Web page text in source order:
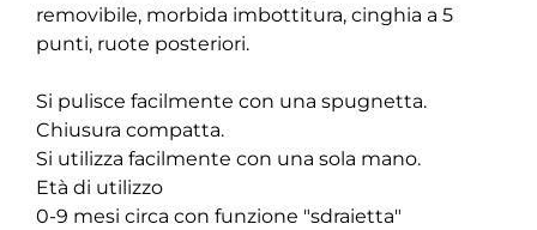
removibile, morbida imbottitura, cinghia a 5
punti, ruote posteriori.
Si pulisce facilmente con una spugnetta.
Chiusura compatta.
Si utilizza facilmente con una sola mano.
Età di utilizzo
0-9 mesi circa con funzione "sdraietta"